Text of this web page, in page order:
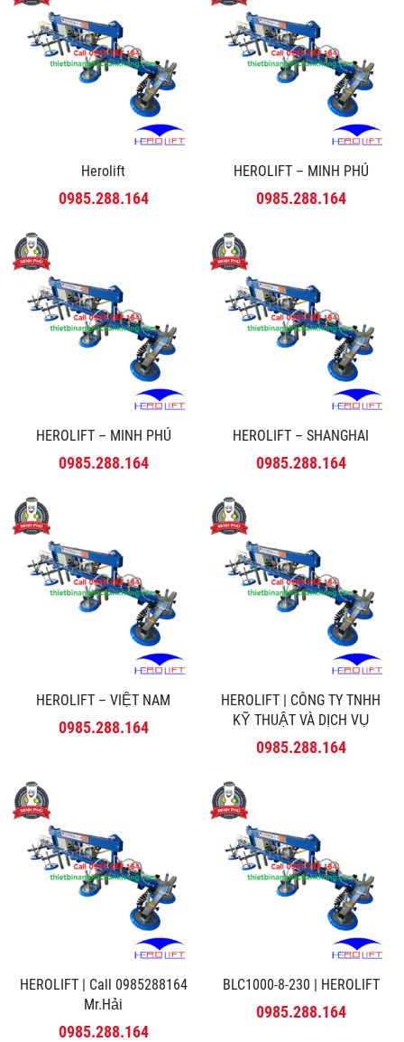
Herolift
0985.288.164
HEROLIFT – MINH PHÚ
0985.288.164
HEROLIFT – MINH PHÚ
0985.288.164
HEROLIFT – SHANGHAI
0985.288.164
HEROLIFT – VIỆT NAM
0985.288.164
HEROLIFT | CÔNG TY TNHH
KỸ THUẬT VÀ DỊCH VỤ
MINH PHÚ
0985.288.164
HEROLIFT | Call 0985288164
Mr.Hải
0985.288.164
BLC1000-8-230 | HEROLIFT
0985.288.164